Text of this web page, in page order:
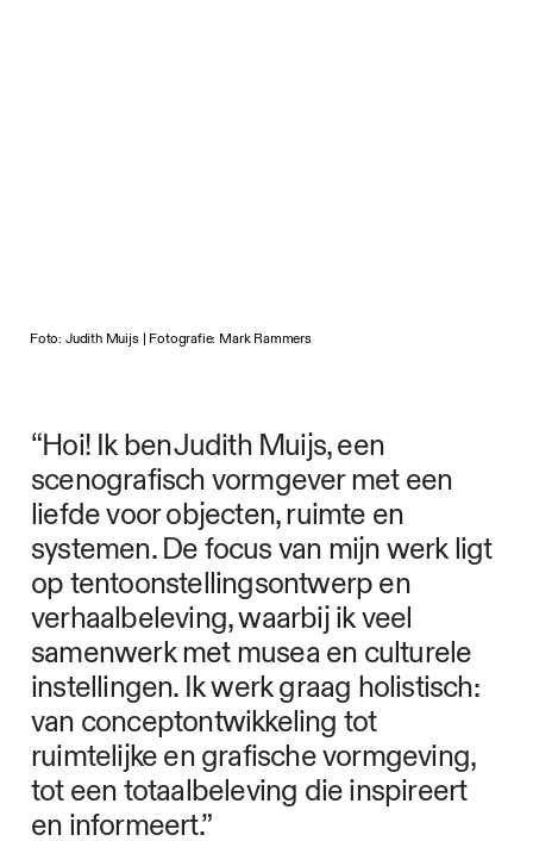
Foto: Judith Muijs | Fotografie: Mark Rammers
“Hoi! Ik ben Judith Muijs, een
scenografisch vormgever met een
liefde voor objecten, ruimte en
systemen. De focus van mijn werk ligt
op tentoonstellingsontwerp en
verhaalbeleving, waarbij ik veel
samenwerk met musea en culturele
instellingen. Ik werk graag holistisch:
van conceptontwikkeling tot
ruimtelijke en grafische vormgeving,
tot een totaalbeleving die inspireert
en informeert.”